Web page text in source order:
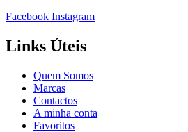
Facebook Instagram
Links Úteis
Quem Somos
Marcas
Contactos
A minha conta
Favoritos